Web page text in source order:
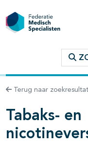
Terug naar
Tabaks- en
binnen deze